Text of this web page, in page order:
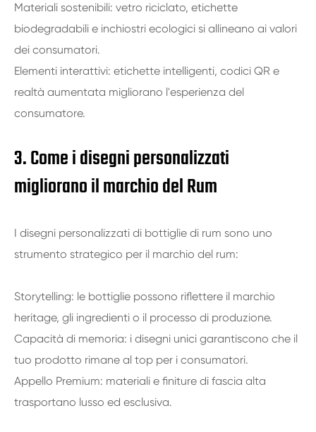
Materiali sostenibili: vetro riciclato, etichette
biodegradabili e inchiostri ecologici si allineano ai valori
dei consumatori.
Elementi interattivi: etichette intelligenti, codici QR e
realtà aumentata migliorano l'esperienza del
consumatore.
3. Come i disegni personalizzati
migliorano il marchio del Rum
I disegni personalizzati di bottiglie di rum sono uno
strumento strategico per il marchio del rum:
Storytelling: le bottiglie possono riflettere il marchio
heritage, gli ingredienti o il processo di produzione.
Capacità di memoria: i disegni unici garantiscono che il
tuo prodotto rimane al top per i consumatori.
Appello Premium: materiali e finiture di fascia alta
trasportano lusso ed esclusiva.